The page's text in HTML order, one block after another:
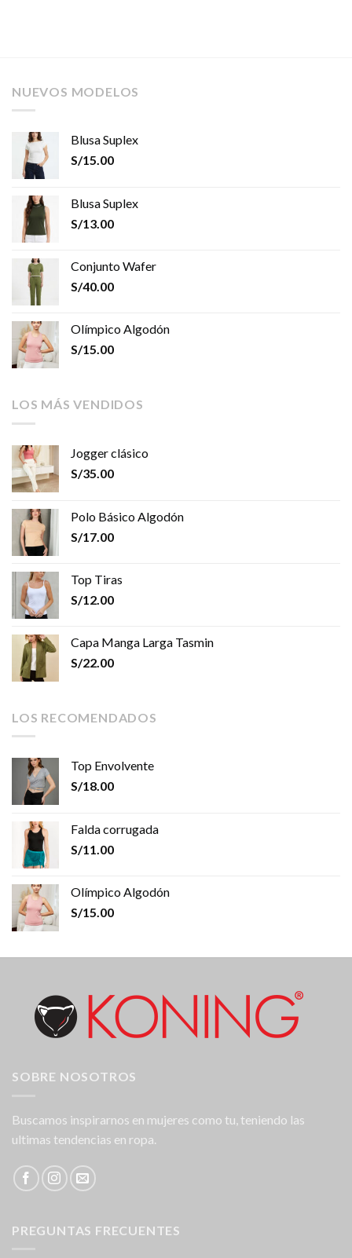
NUEVOS MODELOS
Blusa Suplex
S/15.00
Blusa Suplex
S/13.00
Conjunto Wafer
S/40.00
Olímpico Algodón
S/15.00
LOS MÁS VENDIDOS
Jogger clásico
S/35.00
Polo Básico Algodón
S/17.00
Top Tiras
S/12.00
Capa Manga Larga Tasmin
S/22.00
LOS RECOMENDADOS
Top Envolvente
S/18.00
Falda corrugada
S/11.00
Olímpico Algodón
S/15.00
SOBRE NOSOTROS
Buscamos inspirarnos en mujeres como tu, teniendo las
ultimas tendencias en ropa.
PREGUNTAS FRECUENTES